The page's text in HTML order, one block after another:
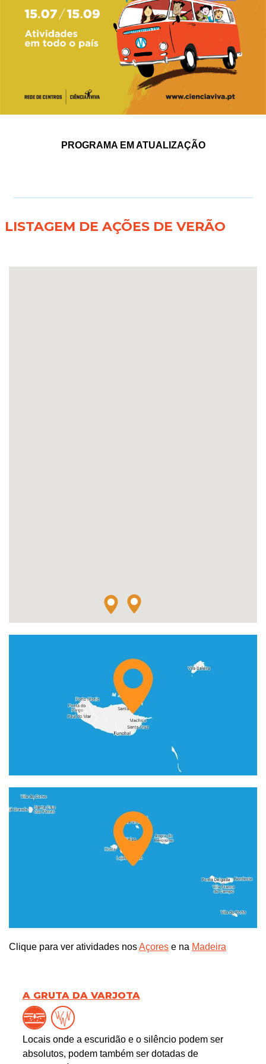
PROGRAMA EM ATUALIZAÇÃO
LISTAGEM DE AÇÕES DE VERÃO
A GRUTA DA VARJOTA
Locais onde a escuridão e o silêncio podem ser
absolutos, podem também ser dotadas de
Clique para ver atividades nosAçores e na Madeira